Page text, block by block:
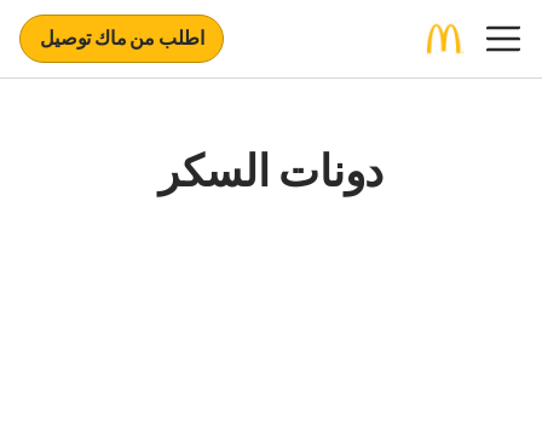
اطلب من ماك توصيل
دونات السكر